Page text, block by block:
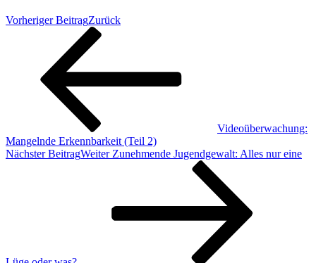
Vorheriger BeitragZurück
Videoüberwachung:
Mangelnde Erkennbarkeit (Teil 2)
Nächster BeitragWeiter Zunehmende Jugendgewalt: Alles nur eine